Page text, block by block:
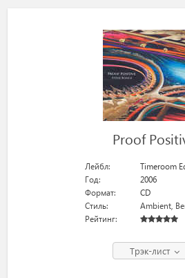
Proof
Лейбл:
Timeroom
Год:
2006
Формат:
CD
Стиль:
Ambient,
Рейтинг:
Трэк-лист